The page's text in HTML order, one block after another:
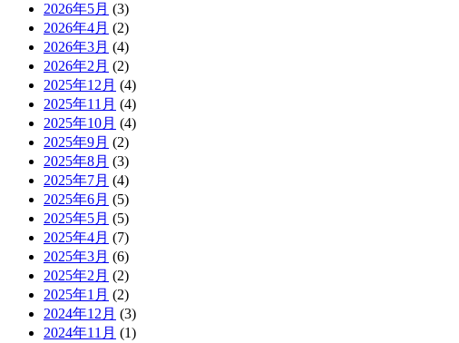
2026年5月 (3)
2026年4月 (2)
2026年3月 (4)
2026年2月 (2)
2025年12月 (4)
2025年11月 (4)
2025年10月 (4)
2025年9月 (2)
2025年8月 (3)
2025年7月 (4)
2025年6月 (5)
2025年5月 (5)
2025年4月 (7)
2025年3月 (6)
2025年2月 (2)
2025年1月 (2)
2024年12月 (3)
2024年11月 (1)